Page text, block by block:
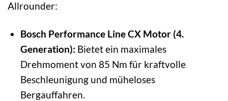
Allrounder:
Bosch Performance Line CX Motor (4.
Generation): Bietet ein maximales
Drehmoment von 85 Nm für kraftvolle
Beschleunigung und müheloses
Bergauffahren.